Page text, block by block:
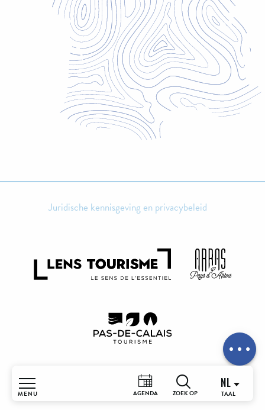
MENU AGENDA Zoek op
NL
Contacteren
per e-mail
Juridische kennisgeving en privacybeleid